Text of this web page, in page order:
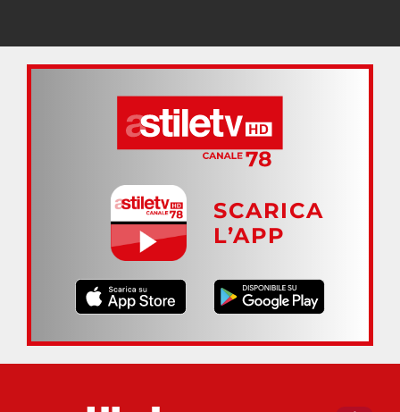
SCARICA
L’APP